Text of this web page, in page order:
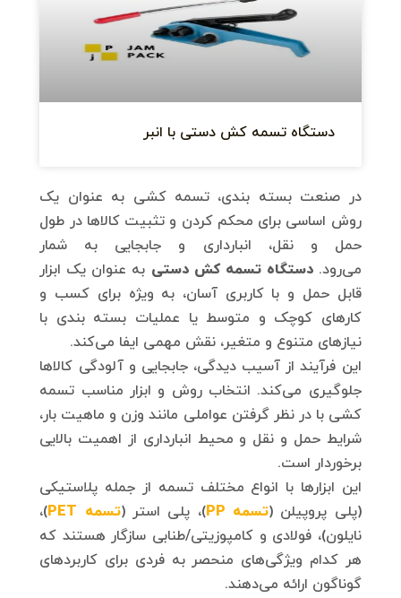
دستگاه تسمه کش دستی با انبر
در صنعت بسته بندی، تسمه کشی به عنوان یک
روش اساسی برای محکم کردن و تثبیت کالاها در طول
حمل و نقل، انبارداری و جابجایی به شمار
می‌رود.دستگاه تسمه کش دستی به عنوان یک ابزار
قابل حمل و با کاربری آسان، به ویژه برای کسب و
کارهای کوچک و متوسط یا عملیات بسته بندی با
نیازهای متنوع و متغیر، نقش مهمی ایفا می‌کند.
این فرآیند از آسیب دیدگی، جابجایی و آلودگی کالاها
جلوگیری می‌کند. انتخاب روش و ابزار مناسب تسمه
کشی با در نظر گرفتن عواملی مانند وزن و ماهیت بار،
شرایط حمل و نقل و محیط انبارداری از اهمیت بالایی
برخوردار است.
این ابزارها با انواع مختلف تسمه از جمله پلاستیکی
(پلی پروپیلن (تسمه PP )، پلی استر (تسمه PET
)،
نایلون)، فولادی و کامپوزیتی/طنابی سازگار هستند که
هر کدام ویژگی‌های منحصر به فردی برای کاربردهای
گوناگون ارائه می‌دهند.